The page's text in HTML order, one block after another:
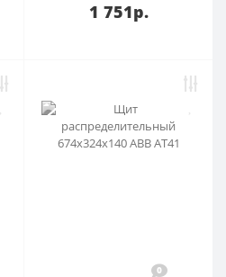
1 751р.
0